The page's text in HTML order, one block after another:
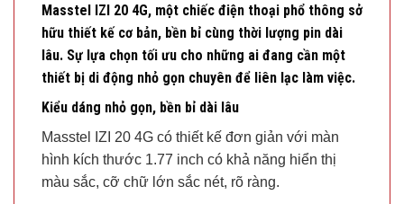
Masstel IZI 20 4G, một chiếc điện thoại phổ thông sở
hữu thiết kế cơ bản, bền bỉ cùng thời lượng pin dài
lâu. Sự lựa chọn tối ưu cho những ai đang cần một
thiết bị di động nhỏ gọn chuyên để liên lạc làm việc.
Kiểu dáng nhỏ gọn, bền bỉ dài lâu
Masstel IZI 20 4G có thiết kế đơn giản với màn
hình kích thước 1.77 inch có khả năng hiển thị
màu sắc, cỡ chữ lớn sắc nét, rõ ràng.